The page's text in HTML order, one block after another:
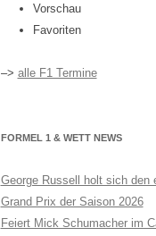
Vorschau
Favoriten
–> alle F1 Termine
FORMEL 1 & WETT NEWS
George Russell holt sich den
Grand Prix der Saison 2026
Feiert Mick Schumacher im